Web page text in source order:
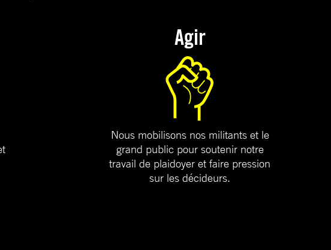
Agir
Nous mobilisons nos militants et le
grand public pour soutenir notre
travail de plaidoyer et faire pression
sur les décideurs.